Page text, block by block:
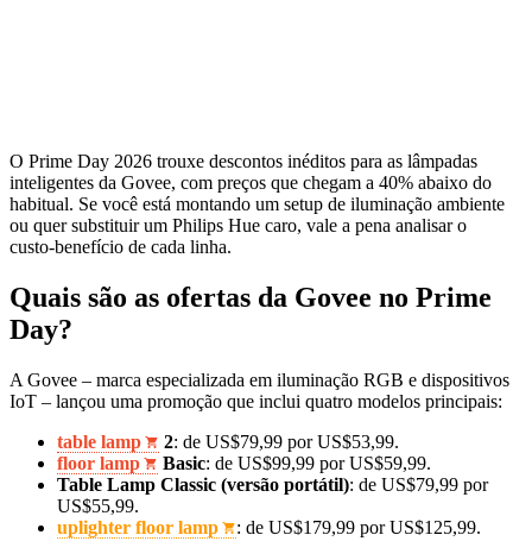
O Prime Day 2026 trouxe descontos inéditos para as lâmpadas
inteligentes da Govee, com preços que chegam a 40% abaixo do
habitual. Se você está montando um setup de iluminação ambiente
ou quer substituir um Philips Hue caro, vale a pena analisar o
custo‑benefício de cada linha.
Quais são as ofertas da Govee no Prime
Day?
A Govee – marca especializada em iluminação RGB e dispositivos
IoT – lançou uma promoção que inclui quatro modelos principais:
table lamp
2: de US$79,99 por US$53,99.
floor lamp
Basic: de US$99,99 por US$59,99.
Table Lamp Classic (versão portátil): de US$79,99 por
US$55,99.
uplighter floor lamp
: de US$179,99 por US$125,99.